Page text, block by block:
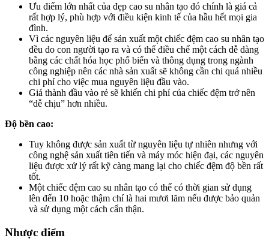
Ưu điểm lớn nhất của đẹp cao su nhân tạo đó chính là giá cả
rất hợp lý, phù hợp với điều kiện kinh tế của hầu hết mọi gia
đình.
Vì các nguyên liệu để sản xuất một chiếc đệm cao su nhân tạo
đều do con người tạo ra và có thể điều chế một cách dễ dàng
bằng các chất hóa học phổ biến và thông dụng trong ngành
công nghiệp nên các nhà sản xuất sẽ không cần chi quá nhiều
chi phí cho việc mua nguyên liệu đầu vào.
Giá thành đầu vào rẻ sẽ khiến chi phí của chiếc đệm trở nên
“dễ chịu” hơn nhiều.
Độ bền cao:
Tuy không được sản xuất từ nguyên liệu tự nhiên nhưng với
công nghệ sản xuất tiên tiến và máy móc hiện đại, các nguyên
liệu được xử lý rất kỹ càng mang lại cho chiếc đệm độ bền rất
tốt.
Một chiếc đệm cao su nhân tạo có thể có thời gian sử dụng
lên đến 10 hoặc thậm chí là hai mươi lăm nếu được bảo quản
và sử dụng một cách cẩn thận.
Nhược điểm